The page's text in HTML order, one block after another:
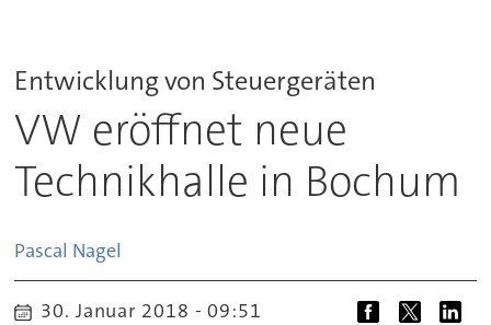
Entwicklung von Steuergeräten
VW eröffnet neue
Technikhalle in Bochum
Pascal Nagel
30. Januar 2018 - 09:51